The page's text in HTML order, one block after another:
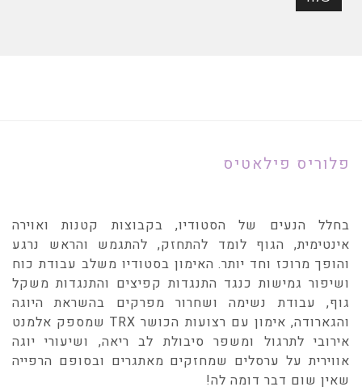
פלוריס פילאטיס
בחלל הנעים של הסטודיו, בקבוצות קטנות ואוירה
אינטימית, הגוף לומד להתחזק, להתגמש והראש נרגע
והופך מרוכז וחד יותר. האימון בסטודיו משלב עבודת כוח
ושיפור גמישות כנגד התנגדות קפיצים והתנגדות משקל
גוף, עבודת נשימה ושחרור מפרקים בהשראת היוגה
והגארודה, אימון עם רצועות הכושר TRX שמספק אלמנט
אירובי לתרגול ומשפר סיבולת לב ריאה, ושיעורי יוגה
אווירית על ערסלים שמחזקים מאתגרים ובסופם הרפייה
שאין שום דבר דומה לה!